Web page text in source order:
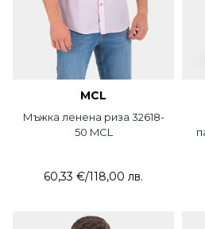
MCL
Мъжка ленена риза 32618-
50 MCL
60,33 €/118,00 лв.